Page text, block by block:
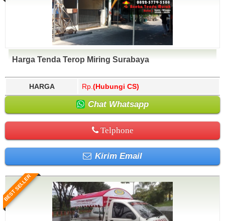
Harga Tenda Terop Miring Surabaya
HARGA Rp. (Hubungi CS)
Chat Whatsapp
Telphone
Kirim Email
BEST SELLER